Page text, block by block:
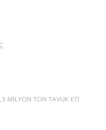
MİLYON TON TAVUK ETİ